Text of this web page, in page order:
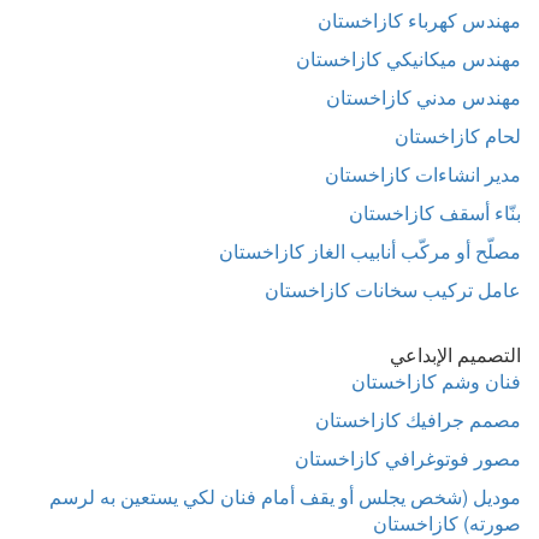
مهندس كهرباء كازاخستان
مهندس ميكانيكي كازاخستان
مهندس مدني كازاخستان
لحام كازاخستان
مدير انشاءات كازاخستان
بنّاء أسقف كازاخستان
مصلّح أو مركّب أنابيب الغاز كازاخستان
عامل تركيب سخانات كازاخستان
التصميم الإبداعي
فنان وشم كازاخستان
مصمم جرافيك كازاخستان
مصور فوتوغرافي كازاخستان
موديل (شخص يجلس أو يقف أمام فنان لكي يستعين به لرسم
صورته) كازاخستان